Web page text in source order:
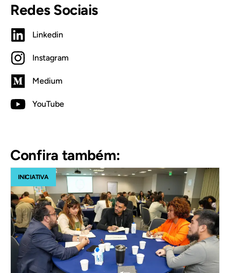
Redes Sociais
Linkedin
Instagram
Medium
YouTube
Confira também:
INICIATIVA